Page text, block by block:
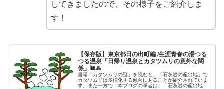
してきましたので、その様子をご紹介しま
す！
【保存版】東京都日の出町編 /生涯青春の湯つる
つる温泉「日帰り温泉とカタツムリの意外な関
係」🐌♨️
書籍「カタツムリの謎」を読むと、「石灰岩の産出地」で
カタツムリは多様化する傾向にあることが紹介されていま
す。また一方で、本ブログの筆者は、「石灰岩の産出地」